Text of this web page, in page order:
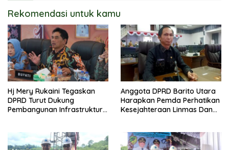
Rekomendasi untuk kamu
Hj Mery Rukaini Tegaskan
DPRD Turut Dukung
Pembangunan Infrastruktur
Anggota DPRD Barito Utara
Harapkan Pemda Perhatikan
Kesejahteraan Linmas Dan